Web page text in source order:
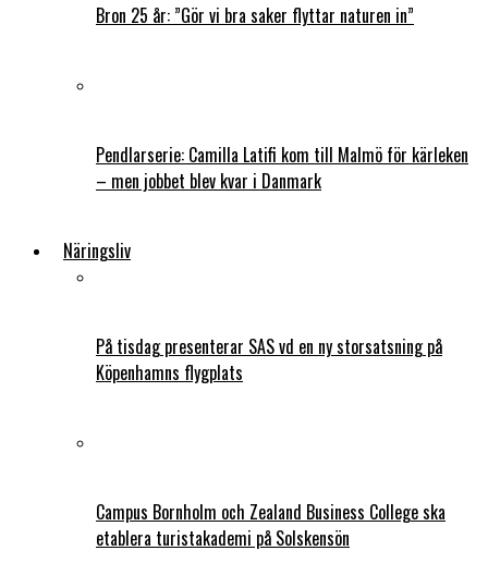
Bron 25 år: ”Gör vi bra saker flyttar naturen in”
Pendlarserie: Camilla Latifi kom till Malmö för kärleken
– men jobbet blev kvar i Danmark
Näringsliv
På tisdag presenterar SAS vd en ny storsatsning på
Köpenhamns flygplats
Campus Bornholm och Zealand Business College ska
etablera turistakademi på Solskensön